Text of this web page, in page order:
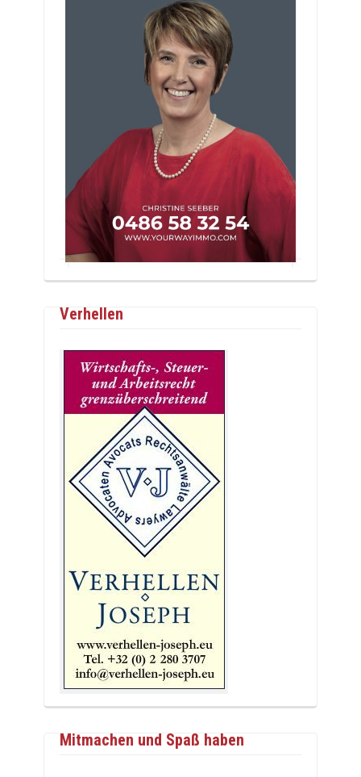
Verhellen
Mitmachen und Spaß haben